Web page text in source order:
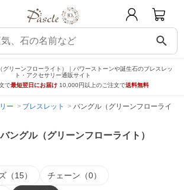
search
グリーンフローライト）｜パワーストーンや誕生石のブレスレッ
ト・アクセサリー通販サイト
で最短翌日にお届け 10,000円以上のご注文で送料無料
ー ブレスレット バングル（グリーンフローライト
ングル（グリーンフローライト）
（15） チェーン（0）